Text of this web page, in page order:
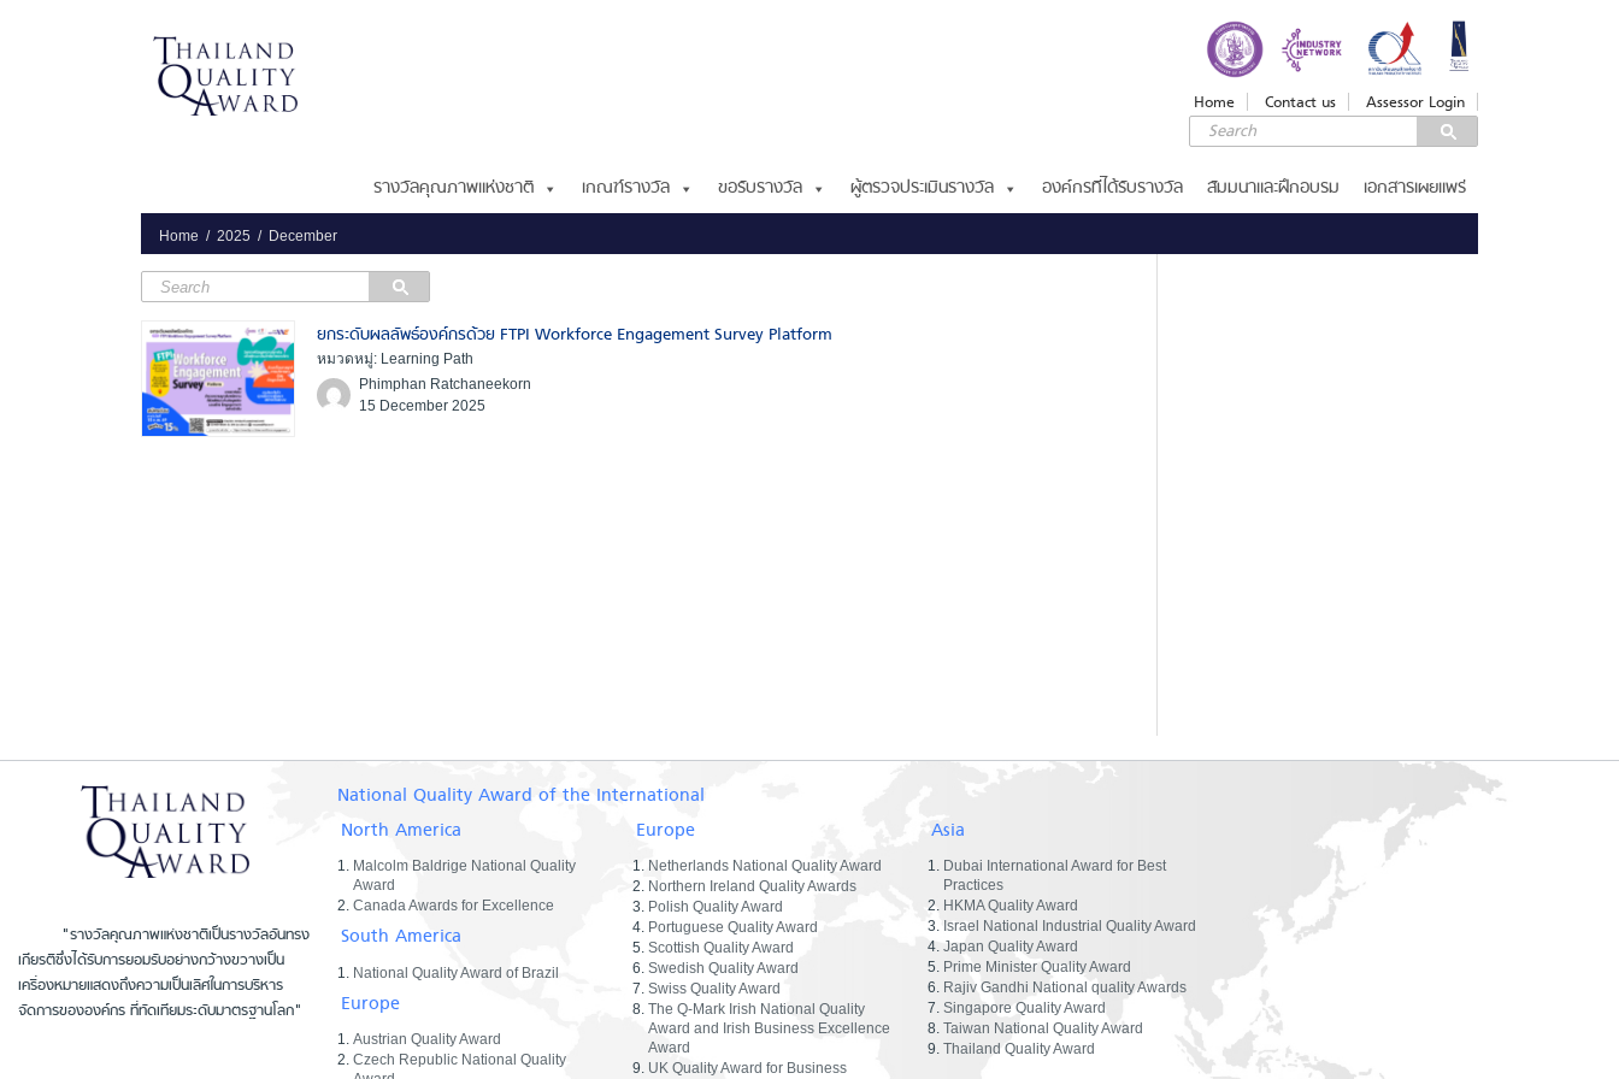
Home Contact us Assessor Login
รางวัลคุณภาพแห่งชาติ เกณฑ์รางวัล ขอรับรางวัล ผู้ตรวจประเมินรางวัล องค์กรที่ได้รับรางวัล สัมมนาและฝึกอบรม เอกสารเผยแพร่
Home 2025 December
ยกระดับผลลัพธ์องค์กรด้วย FTPI Workforce Engagement Survey Platform
หมวดหมู่: Learning Path
Phimphan Ratchaneekorn
15 December 2025
"รางวัลคุณภาพแห่งชาติเป็นรางวัลอันทรง
เกียรติซึ่งได้รับการยอมรับอย่างกว้างขวางเป็น
เครื่องหมายแสดงถึงความเป็นเลิศในการบริหาร
จัดการขององค์กร ที่ทัดเทียมระดับมาตรฐานโลก"
National Quality Award of the International
North America
Malcolm Baldrige National Quality
Award
Canada Awards for Excellence
South America
National Quality Award of Brazil
Europe
Austrian Quality Award
Czech Republic National Quality
Europe
Netherlands National Quality Award
Northern Ireland Quality Awards
Polish Quality Award
Portuguese Quality Award
Scottish Quality Award
Swedish Quality Award
Swiss Quality Award
The Q-Mark Irish National Quality
Award and Irish Business Excellence
Award
UK Quality Award for Business
Asia
Dubai International Award for Best
Practices
HKMA Quality Award
Israel National Industrial Quality Award
Japan Quality Award
Prime Minister Quality Award
Rajiv Gandhi National quality Awards
Singapore Quality Award
Taiwan National Quality Award
Thailand Quality Award
LOGIN
Login
Username
Password